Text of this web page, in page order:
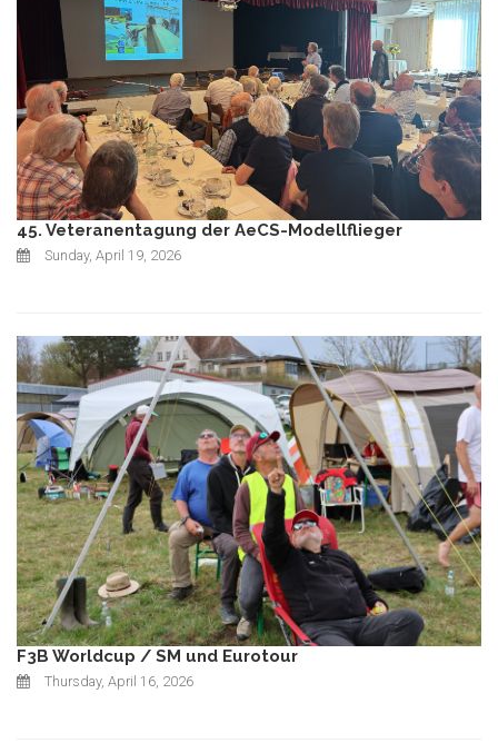
45. Veteranentagung der AeCS-Modellflieger
Sunday, April 19, 2026
F3B Worldcup / SM und Eurotour
Thursday, April 16, 2026